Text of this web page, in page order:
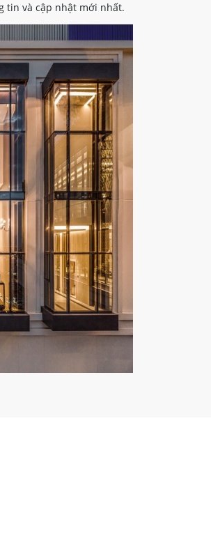
tin và cập nhật mới nhất.